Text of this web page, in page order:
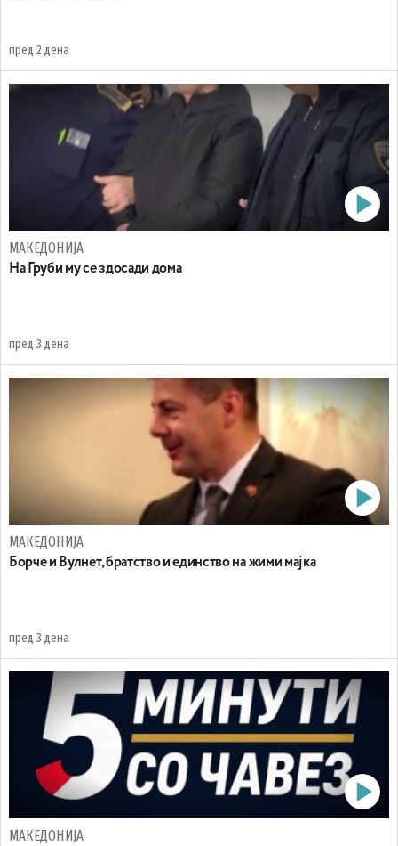
пред 2 дена
МАКЕДОНИЈА
На Груби му се здосади дома
пред 3 дена
МАКЕДОНИЈА
Борче и Вулнет, братство и единство на жими мајка
пред 3 дена
МАКЕДОНИЈА